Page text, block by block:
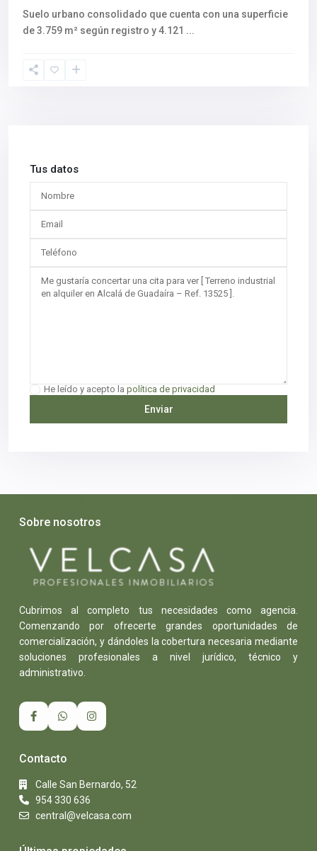
Suelo urbano consolidado que cuenta con una superficie
de 3.759 m² según registro y 4.121 ...
Tus datos
He leído y acepto la política de privacidad
Sobre nosotros
Cubrimos al completo tus necesidades como agencia.
Comenzando por ofrecerte grandes oportunidades de
comercialización, y dándoles la cobertura necesaria mediante
soluciones profesionales a nivel jurídico, técnico y
administrativo.
Contacto
Calle San Bernardo, 52
954 330 636
central@velcasa.com